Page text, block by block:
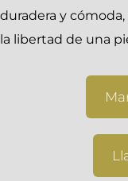
duradera y
la libertad de una